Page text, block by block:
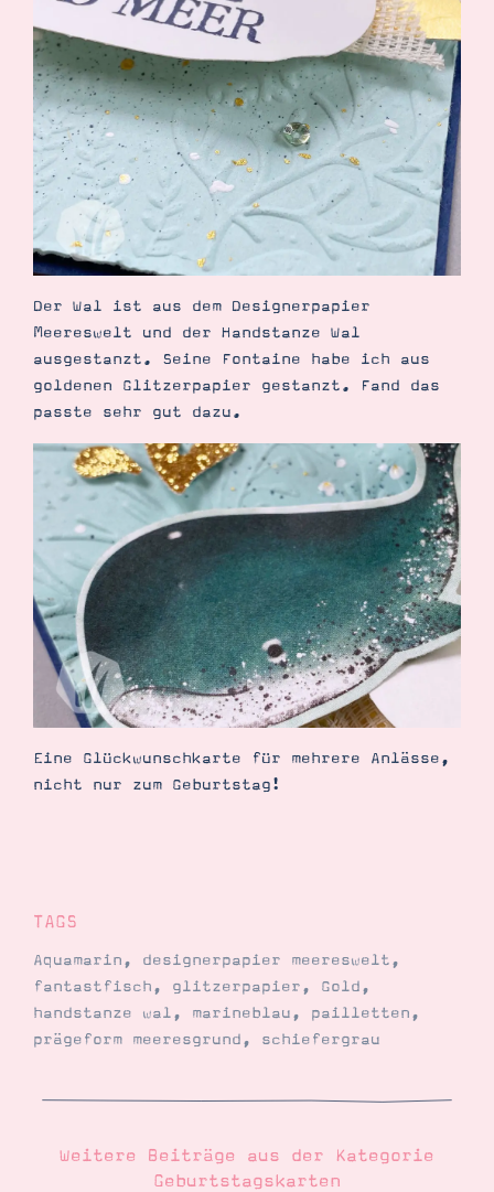
Suche Impressum Datenschutz
Der Wal ist aus dem Designerpapier
Meereswelt und der Handstanze Wal
ausgestanzt. Seine Fontaine habe ich aus
goldenen Glitzerpapier gestanzt. Fand das
passte sehr gut dazu.
Eine Glückwunschkarte für mehrere Anlässe,
nicht nur zum Geburtstag!
TAGS
Aquamarin, designerpapier meereswelt,
fantastfisch, glitzerpapier, Gold,
handstanze wal, marineblau, pailletten,
prägeform meeresgrund, schiefergrau
Weitere Beiträge aus der Kategorie
Geburtstagskarten